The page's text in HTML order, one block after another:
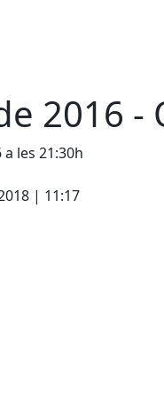
2016 -
les 21:30h
| 11:17